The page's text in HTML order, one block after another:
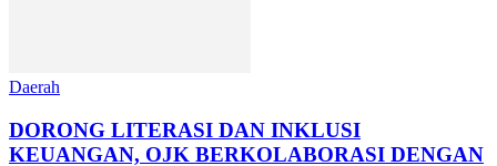
Daerah
DORONG LITERASI DAN INKLUSI
KEUANGAN, OJK BERKOLABORASI DENGAN